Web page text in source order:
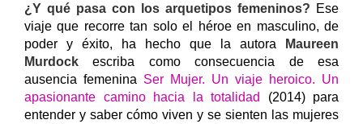
¿Y qué pasa con los arquetipos femeninos? Ese
viaje que recorre tan solo el héroe en masculino, de
poder y éxito, ha hecho que la autora
Maureen
Murdock escriba como consecuencia de esa
ausencia femenina Ser Mujer. Un viaje heroico. Un
apasionante camino hacia la totalidad
(2014) para
entender y saber cómo viven y se sienten las mujeres